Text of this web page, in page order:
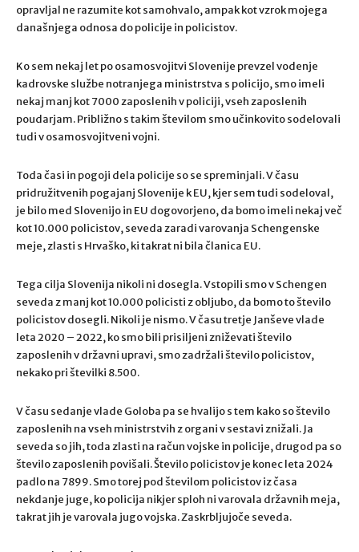
opravljal ne razumite kot samohvalo, ampak kot vzrok mojega
današnjega odnosa do policije in policistov.
Ko sem nekaj let po osamosvojitvi Slovenije prevzel vodenje
kadrovske službe notranjega ministrstva s policijo, smo imeli
nekaj manj kot 7000 zaposlenih v policiji, vseh zaposlenih
poudarjam. Približno s takim številom smo učinkovito sodelovali
tudi v osamosvojitveni vojni.
Toda časi in pogoji dela policije so se spreminjali. V času
pridružitvenih pogajanj Slovenije k EU, kjer sem tudi sodeloval,
je bilo med Slovenijo in EU dogovorjeno, da bomo imeli nekaj več
kot 10.000 policistov, seveda zaradi varovanja Schengenske
meje, zlasti s Hrvaško, ki takrat ni bila članica EU.
Tega cilja Slovenija nikoli ni dosegla. Vstopili smo v Schengen
seveda z manj kot 10.000 policisti z obljubo, da bomo to število
policistov dosegli. Nikoli je nismo. V času tretje Janševe vlade
leta 2020 – 2022, ko smo bili prisiljeni zniževati število
zaposlenih v državni upravi, smo zadržali število policistov,
nekako pri številki 8.500.
V času sedanje vlade Goloba pa se hvalijo s tem kako so število
zaposlenih na vseh ministrstvih z organi v sestavi znižali. Ja
seveda so jih, toda zlasti na račun vojske in policije, drugod pa so
število zaposlenih povišali. Število policistov je konec leta 2024
padlo na 7899. Smo torej pod številom policistov iz časa
nekdanje juge, ko policija nikjer sploh ni varovala državnih meja,
takrat jih je varovala jugo vojska. Zaskrbljujoče seveda.